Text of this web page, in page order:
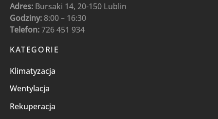
Adres: Bursaki 14, 20-150 Lublin
Godziny: 8:00 – 16:30
Telefon:726 451 934
KATEGORIE
Klimatyzacja
Wentylacja
Rekuperacja